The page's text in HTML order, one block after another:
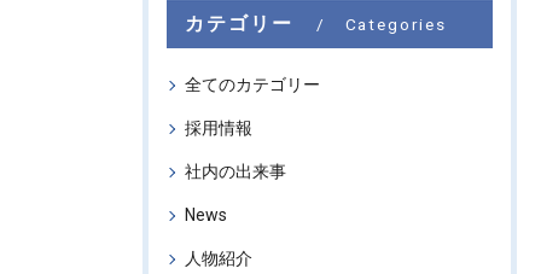
カテゴリー Categories
全てのカテゴリー
採用情報
社内の出来事
News
人物紹介